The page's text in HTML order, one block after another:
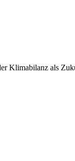
Klimabilanz als